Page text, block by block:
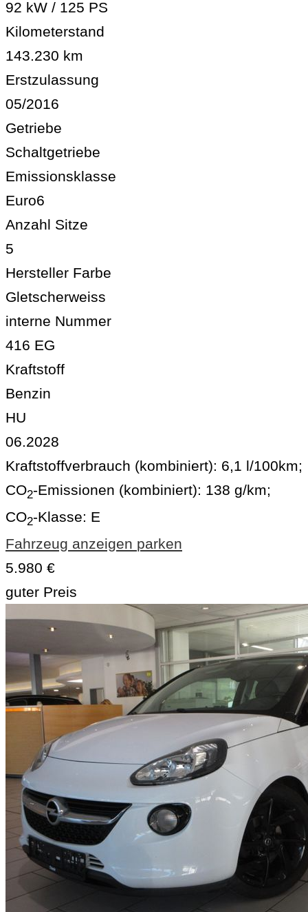
92 kW / 125 PS
Kilometerstand
143.230 km
Erstzulassung
05/2016
Getriebe
Schaltgetriebe
Emissionsklasse
Euro6
Anzahl Sitze
5
Hersteller Farbe
Gletscherweiss
interne Nummer
416 EG
Kraftstoff
Benzin
HU
06.2028
Kraftstoffverbrauch (kombiniert): 6,1 l/100km;
CO2-Emissionen (kombiniert): 138 g/km;
CO2-Klasse: E
Fahrzeug anzeigen parken
5.980 €
guter Preis